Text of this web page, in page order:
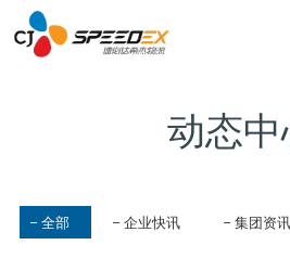
动态
全部 企业快讯 集团资讯